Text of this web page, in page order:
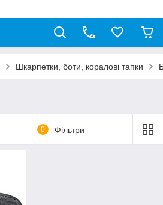
Шкарпетки, боти, коралові тапки
0 Фільтри